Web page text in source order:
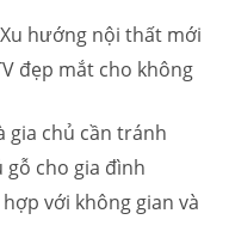
hướng nội thất mới
đẹp mắt cho không
gia chủ cần tránh
cho gia đình
với không gian và